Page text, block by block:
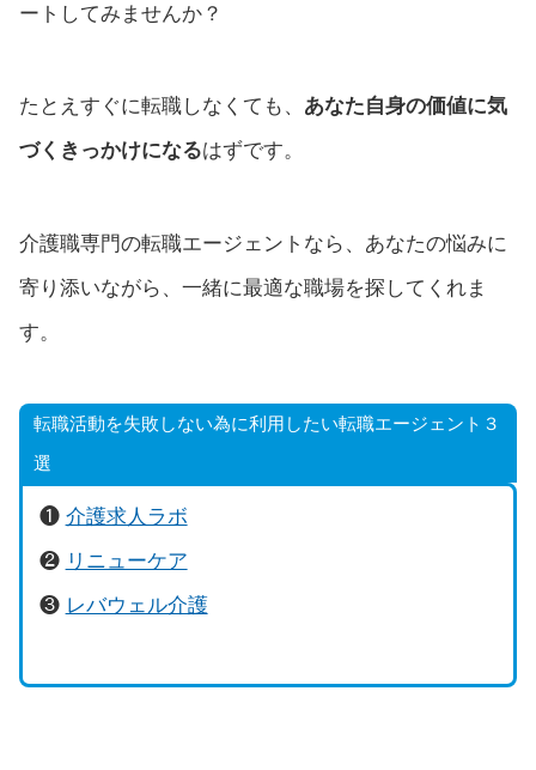
ートしてみませんか？
たとえすぐに転職しなくても、 あなた自身の価値に気
づくきっかけになるはずです。
介護職専門の転職エージェントなら、あなたの悩みに
寄り添いながら、一緒に最適な職場を探してくれま
す。
転職活動を失敗しない為に利用したい転職エージェント３
選
❶ 介護求人ラボ
❷ リニューケア
❸ レバウェル介護